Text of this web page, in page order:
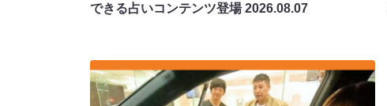
できる占いコンテンツ登場2026.08.07